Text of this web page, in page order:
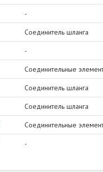
-
Соединитель шланга
-
Соединительные
Соединитель шланга
Соединитель шланга
Соединительные
-